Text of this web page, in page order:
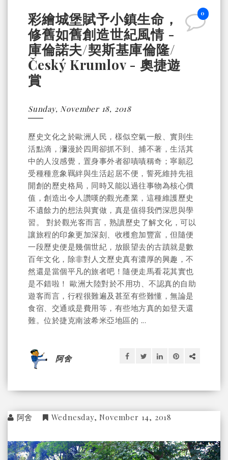
0
彩繪城堡賦予小鎮生命，
修舊如舊創造世紀風情 -
庫倫諾夫/契斯基庫倫隆/
Český Krumlov - 奧捷遊
賞
Sunday, November 18, 2018
歷史文化之於歐洲人民，樣似空氣一般、實則生
活點滴，瀰漫於四周卻抓不到、捕不著，生活其
中的人沒感覺，置身事外者卻嘖嘖稱奇；寧願忍
受種種意象羈絆與生活起居不便，誓死維持先祖
開創的歷史格局，同時又能以過往事物為核心價
值，創造出令人讚嘆的觀光產業，這種維護歷史
不遺餘力的想法與實做，真是值得我們深思與學
習。 對於觀光客而言，熟讀歷史了解文化，可以
讓旅程的印象更加深刻、收穫愈加豐富，但隨便
一段歷史便是幾個世紀，放眼望去的古蹟就是數
百年文化，除非對人文歷史真有濃厚的興趣，不
然還是當個平凡的旅者吧！隨便走馬看花其實也
是不錯啦！ 歐洲大陸對於不用功、不認真的自助
遊客而言，行程很難遍及甚至有些難懂，無論是
食宿、交通或是費用等，有些地方真的如登天還
難。位於捷克南波希米亞地區的 ...
阿舍
阿舍 Wednesday, November 14, 2018